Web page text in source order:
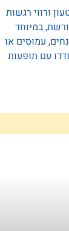
ורווי רגשות
במיוחד
עמוסים או
עם תופעות